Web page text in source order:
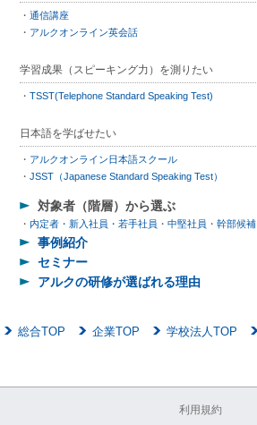
通信講座
アルクオンライン英会話
学習成果（スピーキング力）を測りたい
TSST(Telephone Standard Speaking Test)
日本語を学ばせたい
アルクオンライン日本語スクール
JSST（Japanese Standard Speaking Test）
対象者（階層）から選ぶ
内定者・新入社員・若手社員 中堅社員 幹部候補
事例紹介
セミナー
アルクの研修が選ばれる理由
総合TOP 企業TOP 学校法人TOP
利用規約